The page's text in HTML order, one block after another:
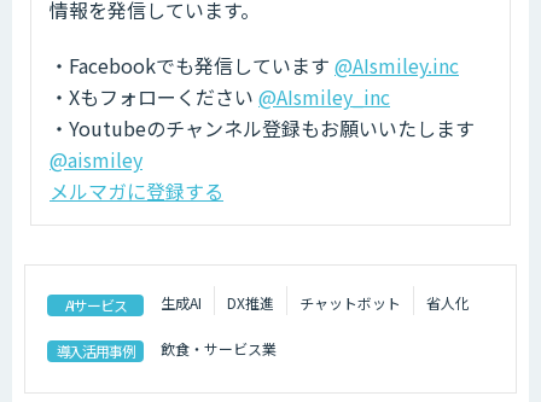
情報を発信しています。
・Facebookでも発信しています @AIsmiley.inc
・Xもフォローください @AIsmiley_inc
・Youtubeのチャンネル登録もお願いいたします
@aismiley
メルマガに登録する
AIサービス 生成AI DX推進 チャットボット 省人化
導入活用事例 飲食・サービス業